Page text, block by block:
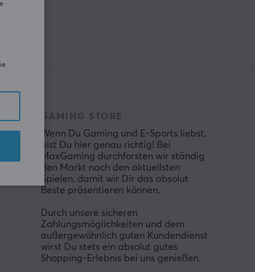
GAMING STORE
Wenn Du Gaming und E-Sports liebst,
bist Du hier genau richtig! Bei
MaxGaming durchforsten wir ständig
den Markt nach den aktuellsten
Spielen, damit wir Dir das absolut
Beste präsentieren können.
Durch unsere sicheren
Zahlungsmöglichkeiten und dem
außergewöhnlich guten Kundendienst
wirst Du stets ein absolut gutes
Shopping-Erlebnis bei uns genießen.